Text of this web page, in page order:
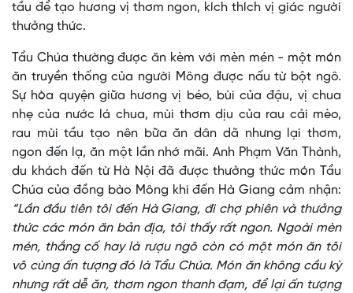
tầu để tạo hương vị thơm ngon, kích thích vị giác người
thưởng thức.
Tẩu Chúa thường được ăn kèm với mèn mén - một món
ăn truyền thống của người Mông được nấu từ bột ngô.
Sự hòa quyện giữa hương vị béo, bùi của đậu, vị chua
nhẹ của nước lá chua, mùi thơm dịu của rau cải mèo,
rau mùi tầu tạo nên bữa ăn dân dã nhưng lại thơm,
ngon đến lạ, ăn một lần nhớ mãi. Anh Phạm Văn Thành,
du khách đến từ Hà Nội đã được thưởng thức món Tẩu
Chúa của đồng bào Mông khi đến Hà Giang cảm nhận:
“Lần đầu tiên tôi đến Hà Giang, đi chợ phiên và thưởng
thức các món ăn bản địa, tôi thấy rất ngon. Ngoài mèn
mén, thắng cố hay là rượu ngô còn có một món ăn tôi
vô cùng ấn tượng đó là Tẩu Chúa. Món ăn không cầu kỳ
nhưng rất dễ ăn, thơm ngon thanh đạm, để lại ấn tượng